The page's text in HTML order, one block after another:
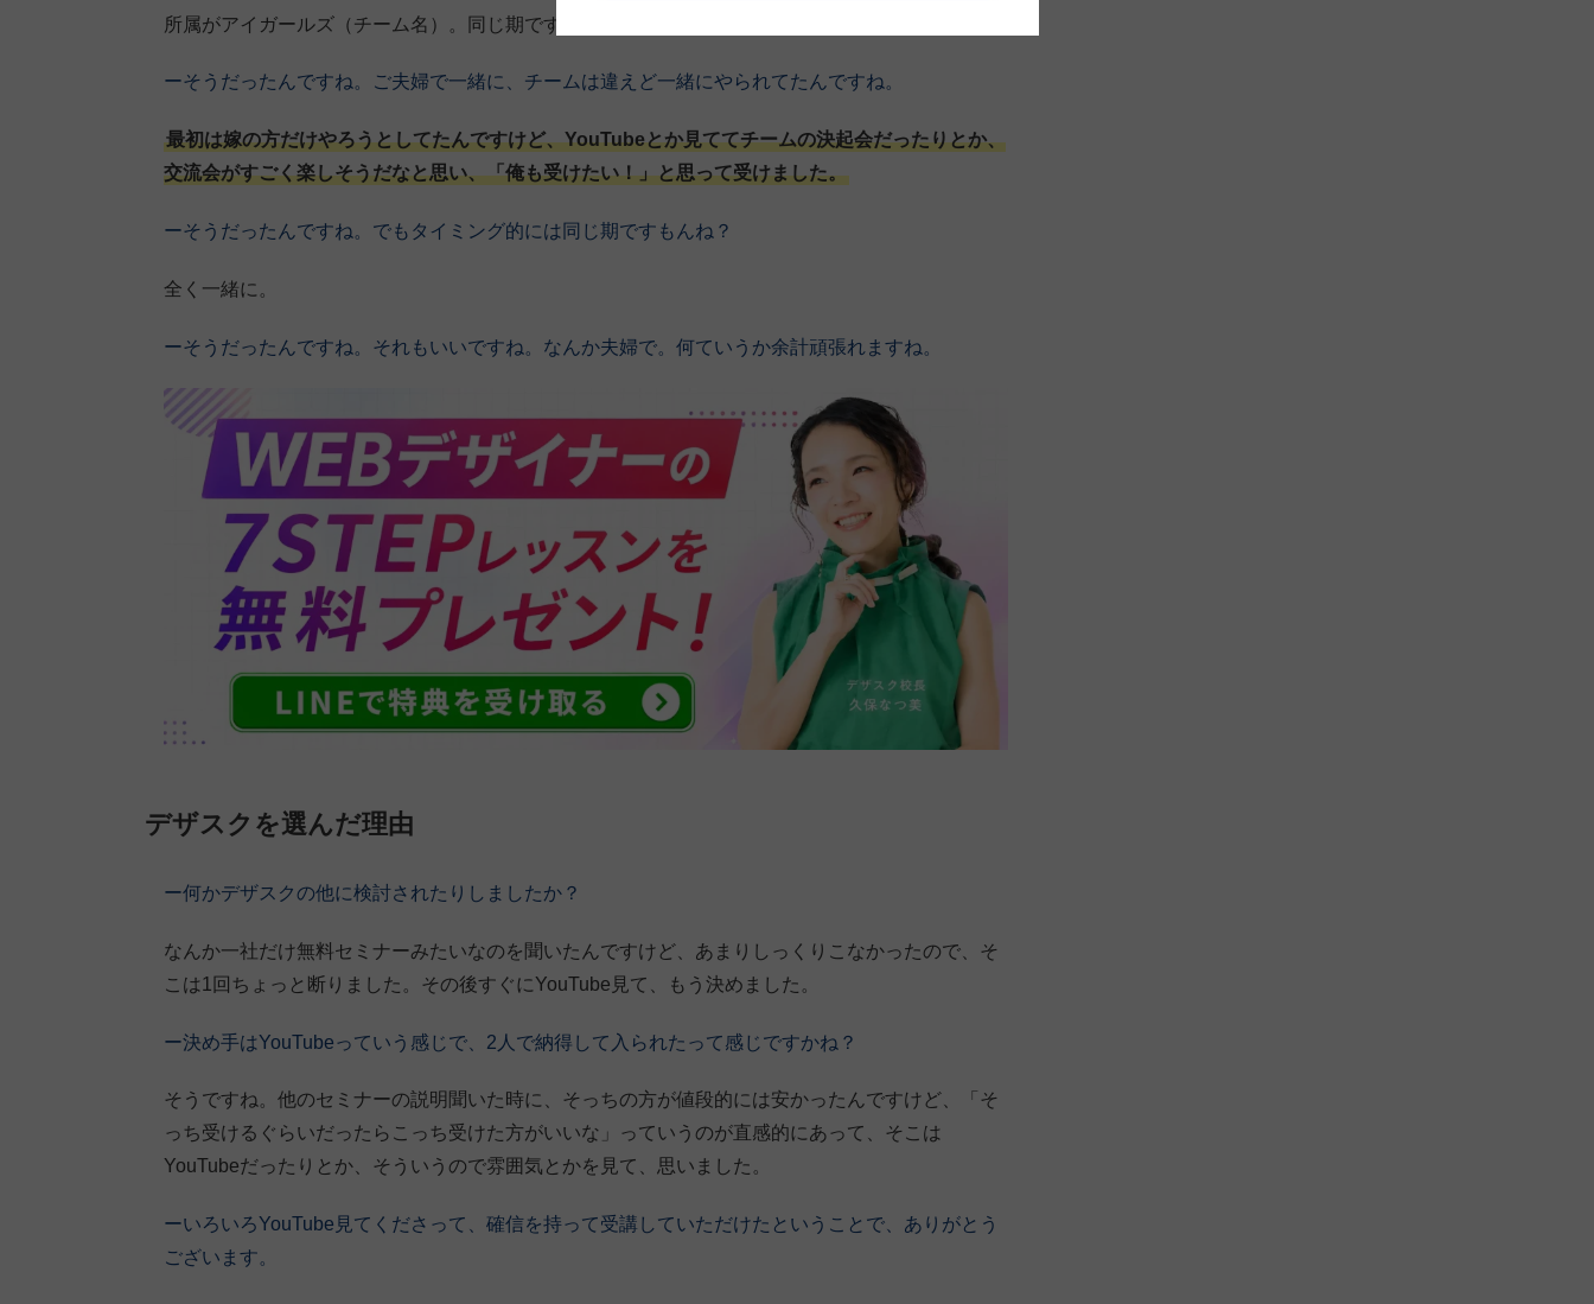
所属がアイガールズ（チーム名）。同じ期ですね。
ーそうだったんですね。ご夫婦で一緒に、チームは違えど一緒にやられてたんですね。
最初は嫁の方だけやろうとしてたんですけど、YouTubeとか見ててチームの決起会だったりとか、
交流会がすごく楽しそうだなと思い、「俺も受けたい！」と思って受けました。
ーそうだったんですね。でもタイミング的には同じ期ですもんね？
全く一緒に。
ーそうだったんですね。それもいいですね。なんか夫婦で。何ていうか余計頑張れますね。
デザスクを選んだ理由
ー何かデザスクの他に検討されたりしましたか？
なんか一社だけ無料セミナーみたいなのを聞いたんですけど、あまりしっくりこなかったので、そ
こは1回ちょっと断りました。その後すぐにYouTube見て、もう決めました。
ー決め手はYouTubeっていう感じで、2人で納得して入られたって感じですかね？
そうですね。他のセミナーの説明聞いた時に、そっちの方が値段的には安かったんですけど、「そ
っち受けるぐらいだったらこっち受けた方がいいな」っていうのが直感的にあって、そこは
YouTubeだったりとか、そういうので雰囲気とかを見て、思いました。
ーいろいろYouTube見てくださって、確信を持って受講していただけたということで、ありがとう
ございます。